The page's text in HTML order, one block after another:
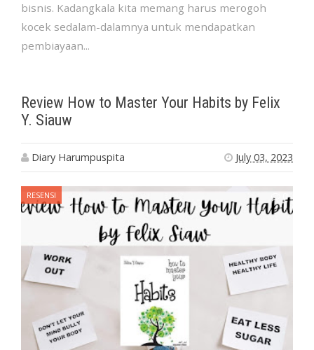
bisnis. Kadangkala kita memang harus merogoh
kocek sedalam-dalamnya untuk mendapatkan
pembiayaan...
Review How to Master Your Habits by Felix
Y. Siauw
Diary Harumpuspita July 03, 2023
RESENSI 0